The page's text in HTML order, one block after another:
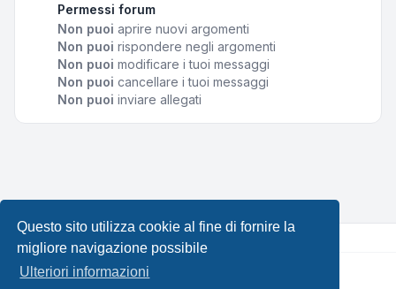
Questo sito utilizza cookie al fine di fornire la
migliore navigazione possibile
Ulteriori informazioni
Permessi forum
Non puoi aprire nuovi argomenti
Non puoi rispondere negli argomenti
Non puoi modificare i tuoi messaggi
Non puoi cancellare i tuoi messaggi
Non puoi inviare allegati
Creato daphpBB® Forum Software © phpBB Limited •